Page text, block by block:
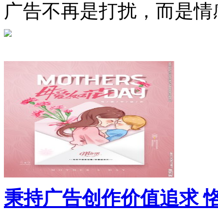
广告不再是打扰，而是
秉持广告创作价值追求